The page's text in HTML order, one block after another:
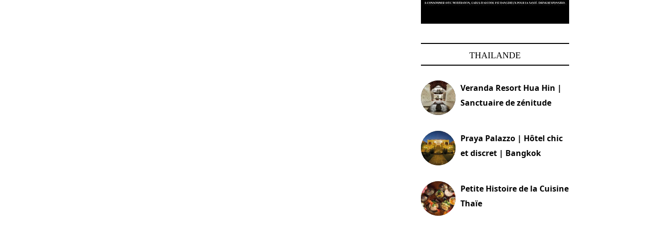
THAILANDE
Veranda Resort Hua Hin |
Sanctuaire de zénitude
Praya Palazzo | Hôtel chic
et discret | Bangkok
Petite Histoire de la Cuisine
Thaïe